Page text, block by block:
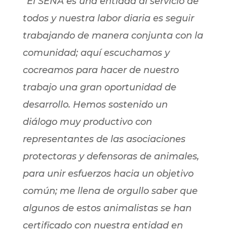
todos y nuestra labor diaria es seguir
trabajando de manera conjunta con la
comunidad; aquí escuchamos y
cocreamos para hacer de nuestro
trabajo una gran oportunidad de
desarrollo. Hemos sostenido un
diálogo muy productivo con
representantes de las asociaciones
protectoras y defensoras de animales,
para unir esfuerzos hacia un objetivo
común; me llena de orgullo saber que
algunos de estos animalistas se han
certificado con nuestra entidad en